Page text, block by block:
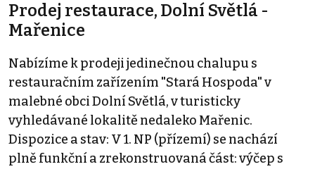
Prodej restaurace, Dolní Světlá -
Mařenice
Nabízíme k prodeji jedinečnou chalupu s
restauračním zařízením "Stará Hospoda" v
malebné obci Dolní Světlá, v turisticky
vyhledávané lokalitě nedaleko Mařenic.
Dispozice a stav: V 1. NP (přízemí) se nachází
plně funkční a zrekonstruovaná část: výčep s